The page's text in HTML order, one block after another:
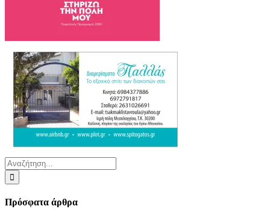
Αναζήτηση
για:
Πρόσφατα άρθρα